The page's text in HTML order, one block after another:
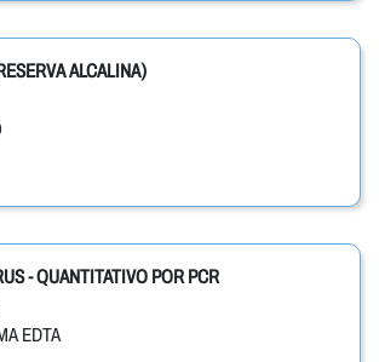
ALCALINA)
- QUANTITATIVO POR PCR
EDTA